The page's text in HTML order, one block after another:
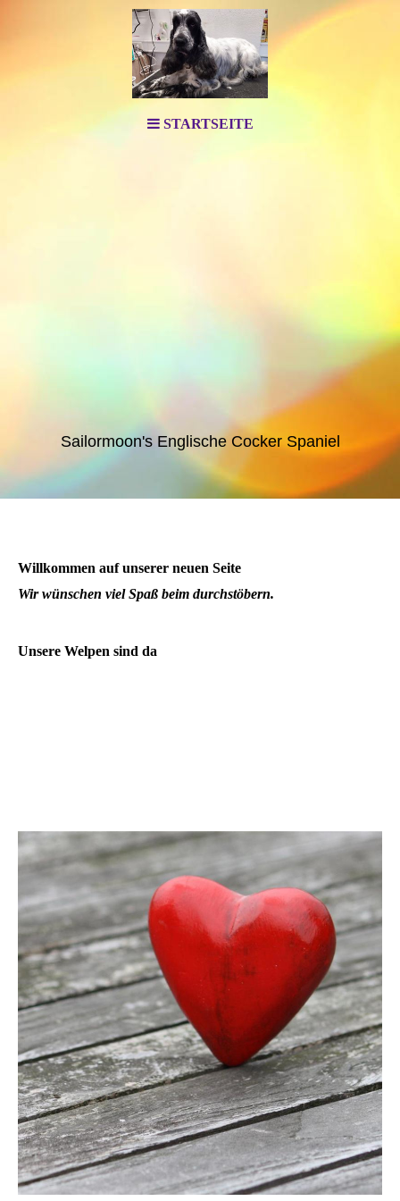
STARTSEITE
Sailormoon's Englische Cocker Spaniel
Willkommen auf unserer neuen Seite
Wir wünschen viel Spaß beim durchstöbern.
Unsere Welpen sind da